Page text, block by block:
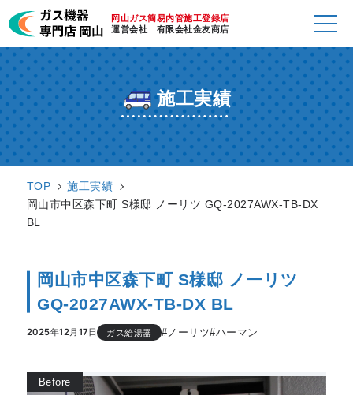
岡山ガス簡易内管施工登録店
運営会社 有限会社金友商店
施工実績
TOP
施工実績
岡山市中区森下町 S様邸 ノーリツ GQ-2027AWX-TB-DX
BL
岡山市中区森下町 S様邸 ノーリツ
GQ-2027AWX-TB-DX BL
2025年12月17日 ガス給湯器 #ノーリツ#ハーマン